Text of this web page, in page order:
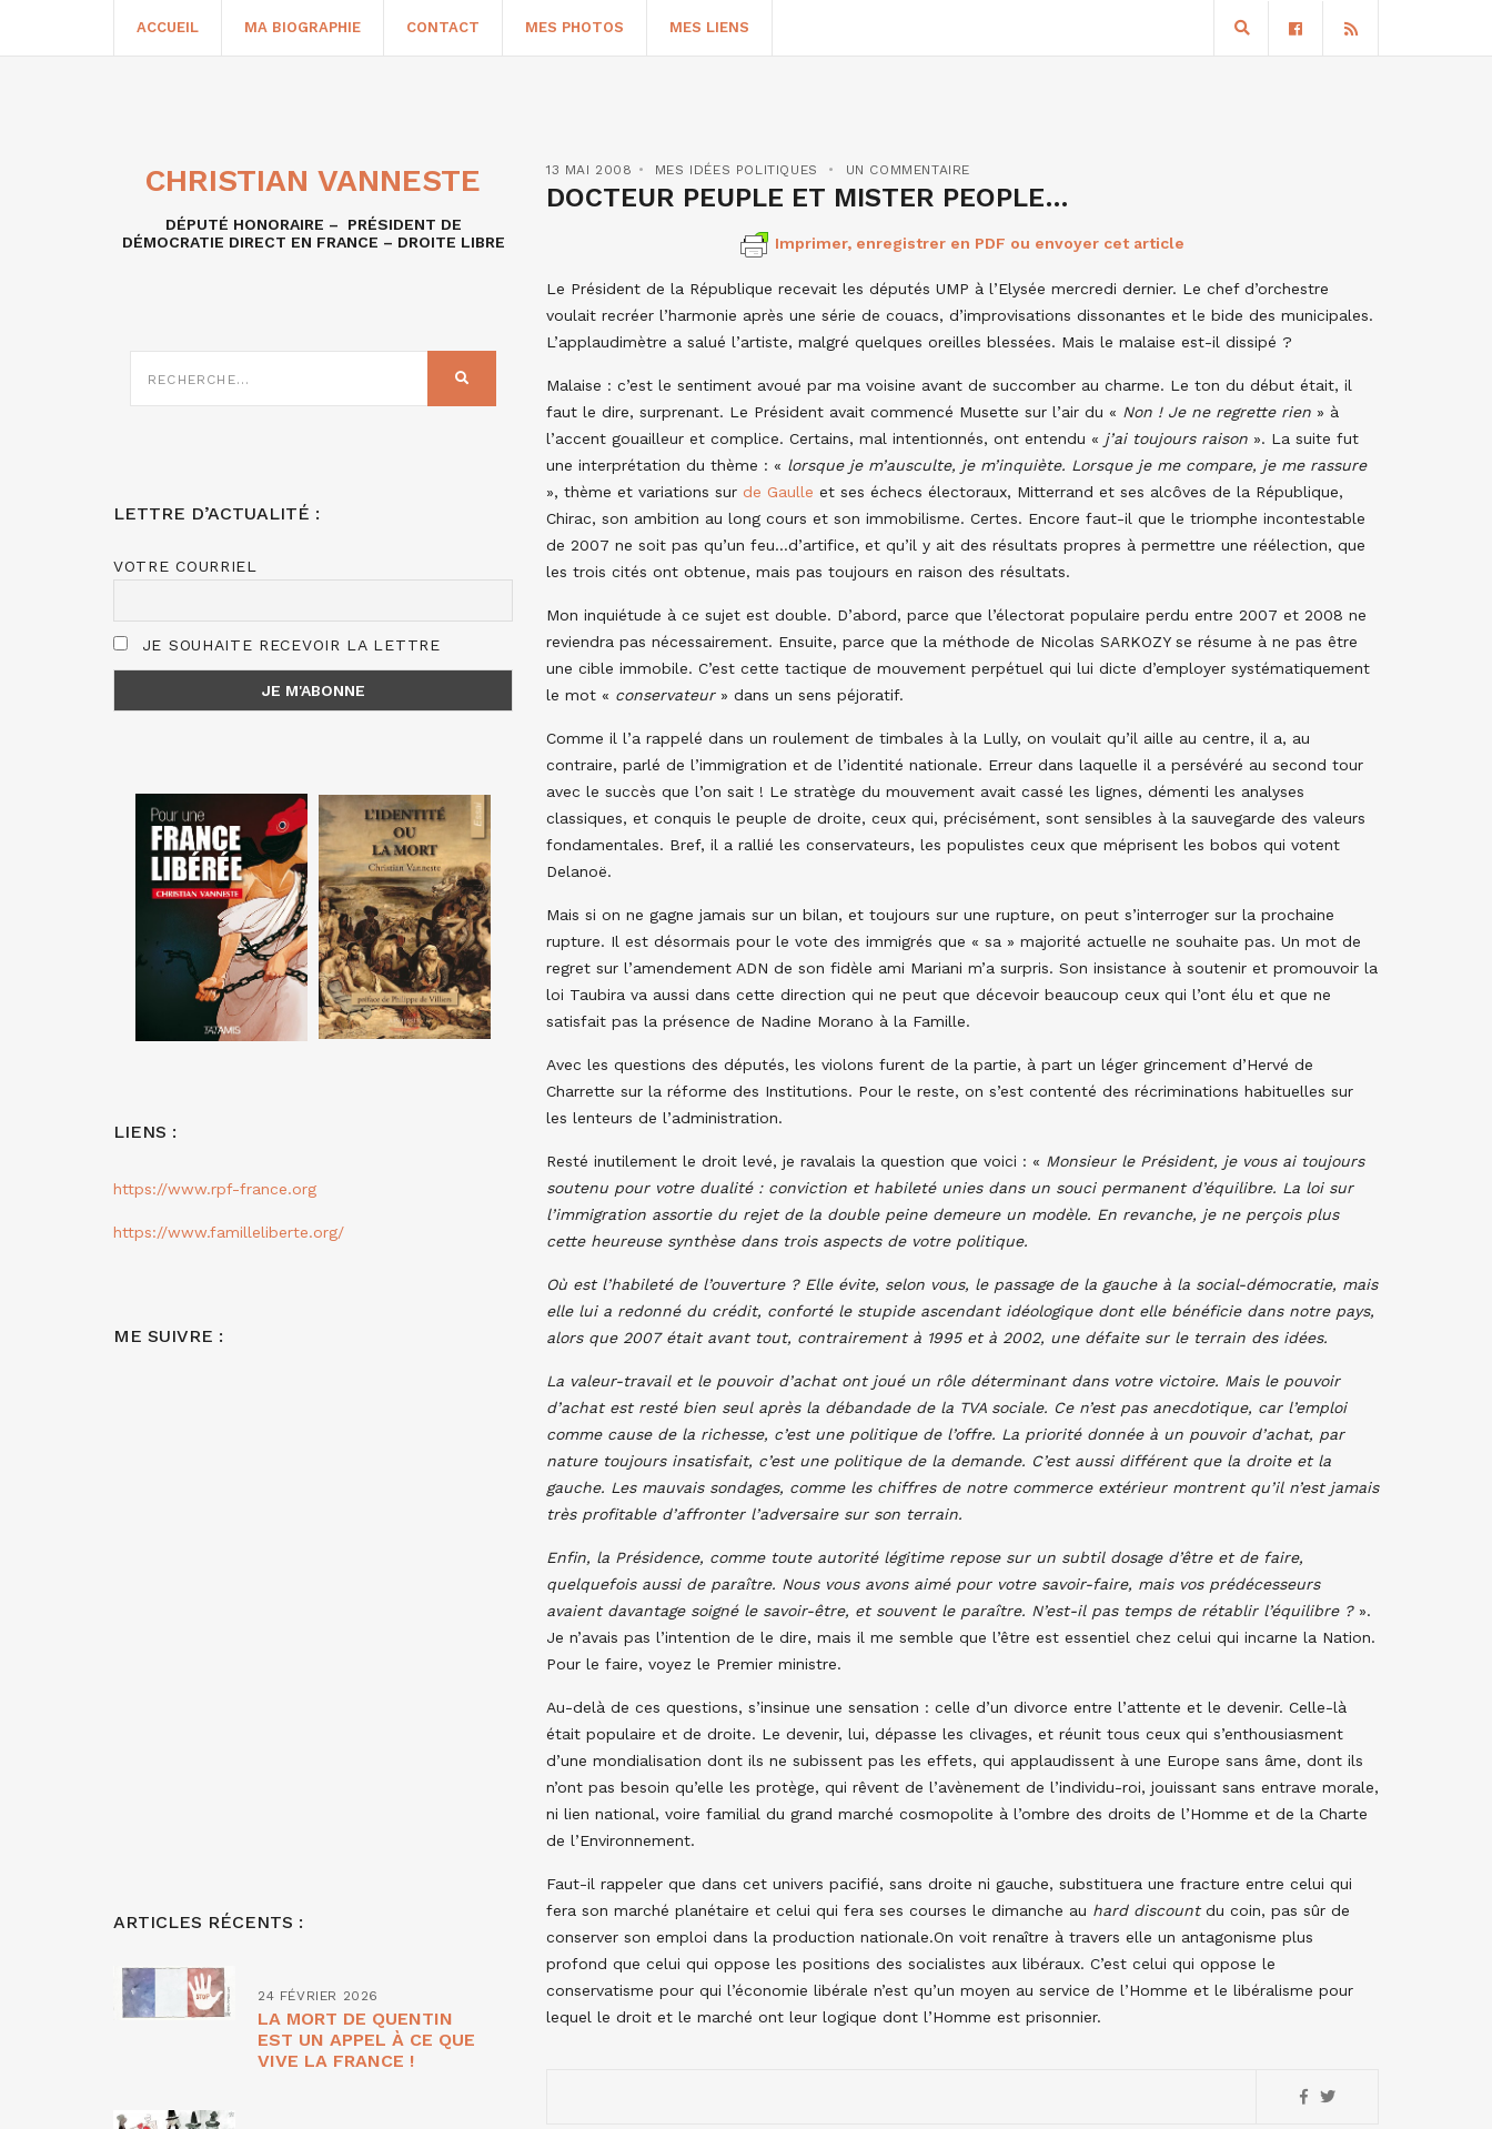
ACCUEIL MA BIOGRAPHIE CONTACT MES PHOTOS MES LIENS
13 MAI 2008 MES IDÉES POLITIQUES UN COMMENTAIRE
DOCTEUR PEUPLE ET MISTER PEOPLE…
Imprimer, enregistrer en PDF ou envoyer cet article
Le Président de la République recevait les députés UMP à l’Elysée mercredi dernier. Le chef d’orchestre
voulait recréer l’harmonie après une série de couacs, d’improvisations dissonantes et le bide des municipales.
L’applaudimètre a salué l’artiste, malgré quelques oreilles blessées. Mais le malaise est-il dissipé ?
Malaise : c’est le sentiment avoué par ma voisine avant de succomber au charme. Le ton du début était, il
faut le dire, surprenant. Le Président avait commencé Musette sur l’air du « Non ! Je ne regrette rien » à
l’accent gouailleur et complice. Certains, mal intentionnés, ont entendu « j’ai toujours raison ». La suite fut
une interprétation du thème : « lorsque je m’ausculte, je m’inquiète. Lorsque je me compare, je me rassure
», thème et variations sur de Gaulle et ses échecs électoraux, Mitterrand et ses alcôves de la République,
Chirac, son ambition au long cours et son immobilisme. Certes. Encore faut-il que le triomphe incontestable
de 2007 ne soit pas qu’un feu…d’artifice, et qu’il y ait des résultats propres à permettre une réélection, que
les trois cités ont obtenue, mais pas toujours en raison des résultats.
Mon inquiétude à ce sujet est double. D’abord, parce que l’électorat populaire perdu entre 2007 et 2008 ne
reviendra pas nécessairement. Ensuite, parce que la méthode de Nicolas SARKOZY se résume à ne pas être
une cible immobile. C’est cette tactique de mouvement perpétuel qui lui dicte d’employer systématiquement
le mot « conservateur» dans un sens péjoratif.
Comme il l’a rappelé dans un roulement de timbales à la Lully, on voulait qu’il aille au centre, il a, au
contraire, parlé de l’immigration et de l’identité nationale. Erreur dans laquelle il a persévéré au second tour
avec le succès que l’on sait ! Le stratège du mouvement avait cassé les lignes, démenti les analyses
classiques, et conquis le peuple de droite, ceux qui, précisément, sont sensibles à la sauvegarde des valeurs
fondamentales. Bref, il a rallié les conservateurs, les populistes ceux que méprisent les bobos qui votent
Delanoë.
Mais si on ne gagne jamais sur un bilan, et toujours sur une rupture, on peut s’interroger sur la prochaine
rupture. Il est désormais pour le vote des immigrés que « sa » majorité actuelle ne souhaite pas. Un mot de
regret sur l’amendement ADN de son fidèle ami Mariani m’a surpris. Son insistance à soutenir et promouvoir la
loi Taubira va aussi dans cette direction qui ne peut que décevoir beaucoup ceux qui l’ont élu et que ne
satisfait pas la présence de Nadine Morano à la Famille.
Avec les questions des députés, les violons furent de la partie, à part un léger grincement d’Hervé de
Charrette sur la réforme des Institutions. Pour le reste, on s’est contenté des récriminations habituelles sur
les lenteurs de l’administration.
Resté inutilement le droit levé, je ravalais la question que voici : « Monsieur le Président, je vous ai toujours
soutenu pour votre dualité : conviction et habileté unies dans un souci permanent d’équilibre. La loi sur
l’immigration assortie du rejet de la double peine demeure un modèle. En revanche, je ne perçois plus
cette heureuse synthèse dans trois aspects de votre politique.
Où est l’habileté de l’ouverture ? Elle évite, selon vous, le passage de la gauche à la social-démocratie, mais
elle lui a redonné du crédit, conforté le stupide ascendant idéologique dont elle bénéficie dans notre pays,
alors que 2007 était avant tout, contrairement à 1995 et à 2002, une défaite sur le terrain des idées.
La valeur-travail et le pouvoir d’achat ont joué un rôle déterminant dans votre victoire. Mais le pouvoir
d’achat est resté bien seul après la débandade de la TVA sociale. Ce n’est pas anecdotique, car l’emploi
comme cause de la richesse, c’est une politique de l’offre. La priorité donnée à un pouvoir d’achat, par
nature toujours insatisfait, c’est une politique de la demande. C’est aussi différent que la droite et la
gauche. Les mauvais sondages, comme les chiffres de notre commerce extérieur montrent qu’il n’est jamais
très profitable d’affronter l’adversaire sur son terrain.
Enfin, la Présidence, comme toute autorité légitime repose sur un subtil dosage d’être et de faire,
quelquefois aussi de paraître. Nous vous avons aimé pour votre savoir-faire, mais vos prédécesseurs
avaient davantage soigné le savoir-être, et souvent le paraître. N’est-il pas temps de rétablir l’équilibre ?».
Je n’avais pas l’intention de le dire, mais il me semble que l’être est essentiel chez celui qui incarne la Nation.
Pour le faire, voyez le Premier ministre.
Au-delà de ces questions, s’insinue une sensation : celle d’un divorce entre l’attente et le devenir. Celle-là
était populaire et de droite. Le devenir, lui, dépasse les clivages, et réunit tous ceux qui s’enthousiasment
d’une mondialisation dont ils ne subissent pas les effets, qui applaudissent à une Europe sans âme, dont ils
n’ont pas besoin qu’elle les protège, qui rêvent de l’avènement de l’individu-roi, jouissant sans entrave morale,
ni lien national, voire familial du grand marché cosmopolite à l’ombre des droits de l’Homme et de la Charte
de l’Environnement.
Faut-il rappeler que dans cet univers pacifié, sans droite ni gauche, substituera une fracture entre celui qui
fera son marché planétaire et celui qui fera ses courses le dimanche au hard discountdu coin, pas sûr de
conserver son emploi dans la production nationale.On voit renaître à travers elle un antagonisme plus
profond que celui qui oppose les positions des socialistes aux libéraux. C’est celui qui oppose le
conservatisme pour qui l’économie libérale n’est qu’un moyen au service de l’Homme et le libéralisme pour
lequel le droit et le marché ont leur logique dont l’Homme est prisonnier.
CHRISTIAN VANNESTE
DÉPUTÉ HONORAIRE – PRÉSIDENT DE
DÉMOCRATIE DIRECT EN FRANCE – DROITE LIBRE
SUR
RECHERCHER
LETTRE D’ACTUALITÉ :
VOTRE COURRIEL
JE SOUHAITE RECEVOIR LA LETTRE
LIENS :
https://www.rpf-france.org
https://www.familleliberte.org/
ME SUIVRE :
ARTICLES RÉCENTS :
24 FÉVRIER 2026
LA MORT DE QUENTIN
EST UN APPEL À CE QUE
VIVE LA FRANCE !